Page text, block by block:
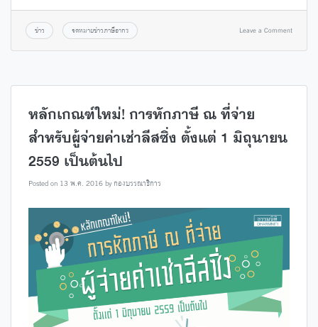
ข่าว จดหมายข่าวภาษีอากร Leave a Comment
หลักเกณฑ์ใหม่! การหักภาษี ณ ที่จ่าย
สำหรับผู้จ่ายค่าเช่าลีสซิ่ง ตั้งแต่ 1 มิถุนายน
2559 เป็นต้นไป
Posted on 13 พ.ค. 2016byกองบรรณาธิการ